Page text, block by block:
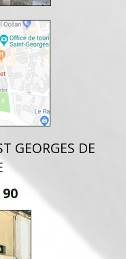
GEORGES DE